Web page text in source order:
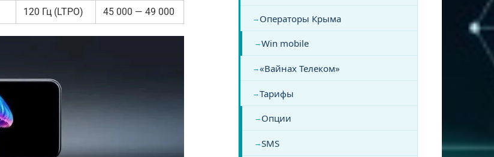
120 Гц (LTPO) 45 000 — 49 000
Операторы Крыма
Win mobile
«Вайнах Телеком»
Тарифы
Опции
SMS